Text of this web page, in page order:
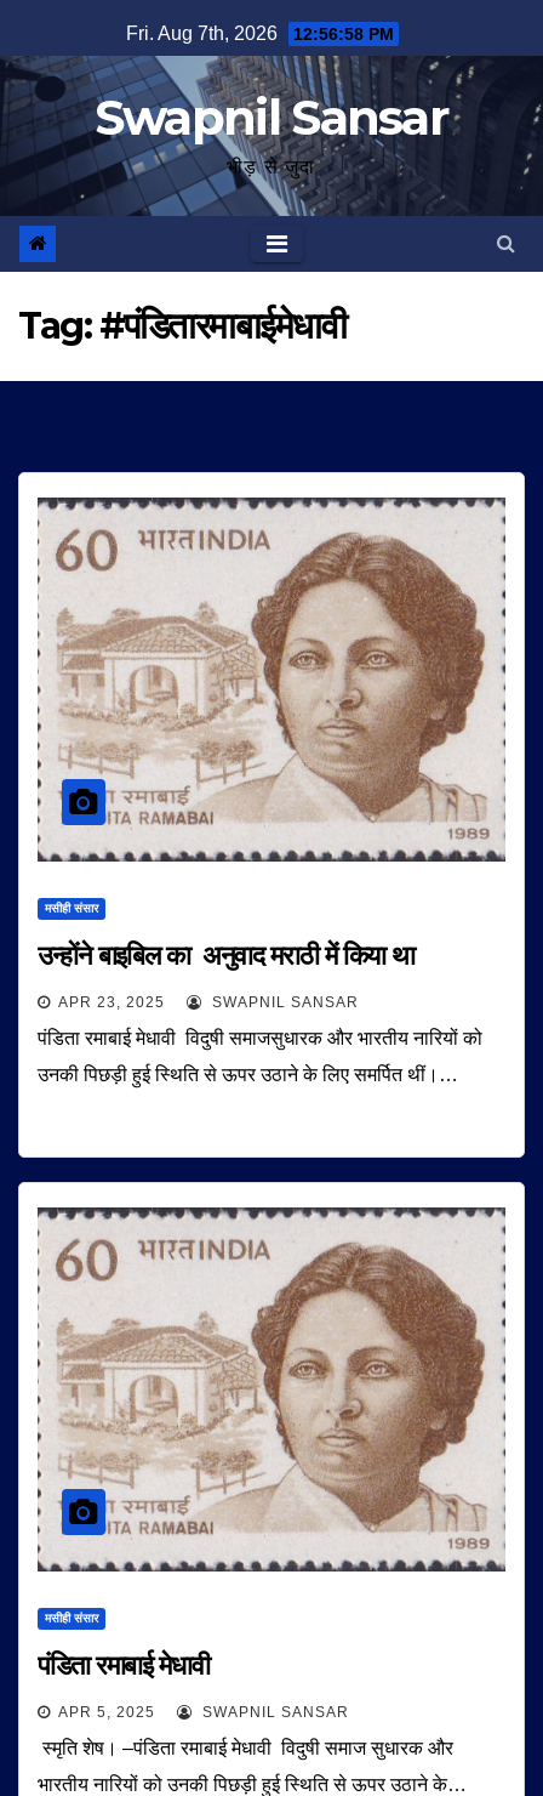
to
content
Fri. Aug 7th, 2026 12:56:59 PM
Swapnil Sansar
भीड़ से जुदा
Tag:#पंडितारमाबाईमेधावी
मसीही संसार
उन्होंने बाइबिल का अनुवाद मराठी में किया था
APR 23, 2025 SWAPNIL SANSAR
पंडिता रमाबाई मेधावी विदुषी समाजसुधारक और भारतीय नारियों को
उनकी पिछड़ी हुई स्थिति से ऊपर उठाने के लिए समर्पित थीं।…
मसीही संसार
पंडिता रमाबाई मेधावी
APR 5, 2025 SWAPNIL SANSAR
स्मृति शेष। –पंडिता रमाबाई मेधावी विदुषी समाज सुधारक और
भारतीय नारियों को उनकी पिछड़ी हुई स्थिति से ऊपर उठाने के…